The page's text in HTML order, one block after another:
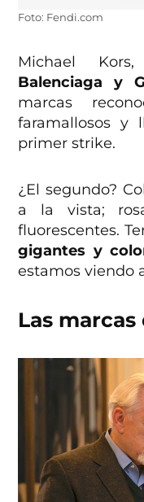
Foto: Fendi.com
Michael
Balenciaga y
marcas
faramallosos y
primer strike.
¿El segundo?
a la vista;
fluorescentes.
gigantes y
estamos viendo
Las